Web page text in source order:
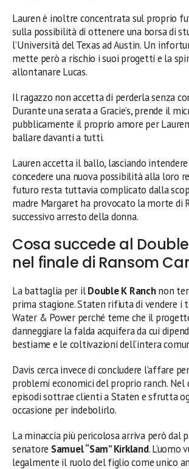
Lauren è inoltre concentrata sul proprio
sulla possibilità di ottenere una borsa di
l’Università del Texas ad Austin. Un
mette però a rischio i suoi progetti e la
allontanare Lucas.
Il ragazzo non accetta di perderla senza
Durante una serata a Gracie’s, prende il
pubblicamente il proprio amore per
ballare davanti a tutti.
Lauren accetta il ballo, lasciando
concedere una nuova possibilità alla loro
futuro resta tuttavia complicato dalla
madre Margaret ha provocato la morte di
successivo arresto della donna.
Cosa succede al
nel finale di Ransom
La battaglia per ilDouble K Ranchnon
prima stagione. Staten rifiuta di vendere i
Water & Power perché teme che il
danneggiare la falda acquifera da cui
bestiame e le coltivazioni dell’intera
Davis cerca invece di concludere l’affare
problemi economici del proprio ranch. Nel
episodi sottrae clienti a Staten e sfrutta
occasione per indebolirlo.
La minaccia più pericolosa arriva però dal
senatore Samuel “Sam” Kirkland. L’uomo
legalmente il ruolo del figlio come unico